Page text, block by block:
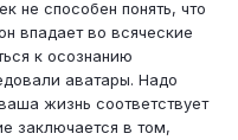
не способен понять, что
впадает во всяческие
к осознанию
аватары. Надо
жизнь соответствует
заключается в том,